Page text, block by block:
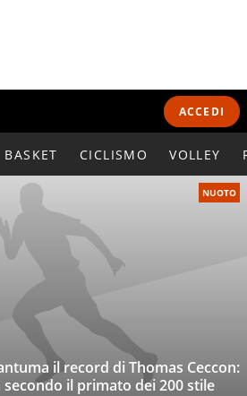
ACCEDI
BASKET CICLISMO VOLLEY
NUOTO
il record di Thomas Ceccon:
il primato dei 200 stile